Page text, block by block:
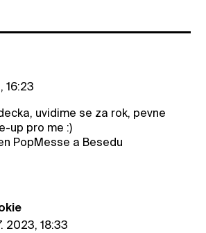
16:23
uvidime se za rok, pevne
up pro me :)
PopMesse a Besedu
2023, 18:33